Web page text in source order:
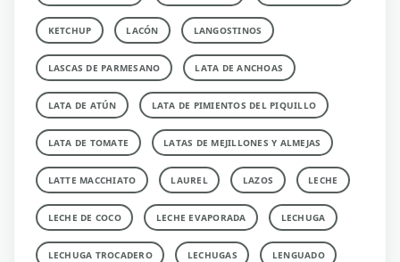
KETCHUP LACÓN LANGOSTINOS
LASCAS DE PARMESANO LATA DE ANCHOAS
LATA DE ATÚN LATA DE PIMIENTOS DEL PIQUILLO
LATA DE TOMATE LATAS DE MEJILLONES Y ALMEJAS
LATTE MACCHIATO LAUREL LAZOS LECHE
LECHE DE COCO LECHE EVAPORADA LECHUGA
LECHUGA TROCADERO LECHUGAS LENGUADO